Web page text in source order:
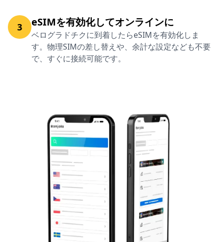
3 eSIMを有効化してオンラインに
ベログラドチクに到着したらeSIMを有効化しま
す。物理SIMの差し替えや、余計な設定なども不要
で、すぐに接続可能です。